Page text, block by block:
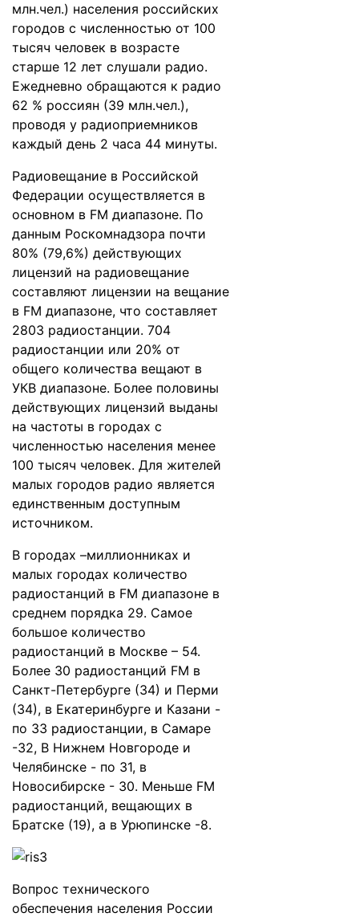
млн.чел.) населения российских
городов с численностью от 100
тысяч человек в возрасте
старше 12 лет слушали радио.
Ежедневно обращаются к радио
62 % россиян (39 млн.чел.),
проводя у радиоприемников
каждый день 2 часа 44 минуты.
Радиовещание в Российской
Федерации осуществляется в
основном в FM диапазоне. По
данным Роскомнадзора почти
80% (79,6%) действующих
лицензий на радиовещание
составляют лицензии на вещание
в FM диапазоне, что составляет
2803 радиостанции. 704
радиостанции или 20% от
общего количества вещают в
УКВ диапазоне. Более половины
действующих лицензий выданы
на частоты в городах с
численностью населения менее
100 тысяч человек. Для жителей
малых городов радио является
единственным доступным
источником.
В городах –миллионниках и
малых городах количество
радиостанций в FM диапазоне в
среднем порядка 29. Самое
большое количество
радиостанций в Москве – 54.
Более 30 радиостанций FM в
Санкт-Петербурге (34) и Перми
(34), в Екатеринбурге и Казани -
по 33 радиостанции, в Самаре
-32, В Нижнем Новгороде и
Челябинске - по 31, в
Новосибирске - 30. Меньше FM
радиостанций, вещающих в
Братске (19), а в Урюпинске -8.
Вопрос технического
обеспечения населения России